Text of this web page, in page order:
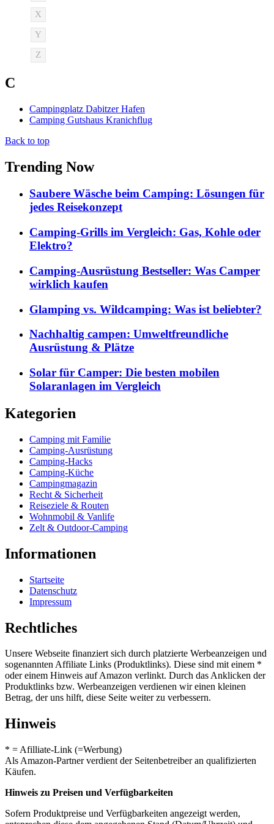
X
Y
Z
C
Campingplatz Dabitzer Hafen
Camping Gutshaus Kranichflug
Back to top
Trending Now
Saubere Wäsche beim Camping: Lösungen für
jedes Reisekonzept
Camping-Grills im Vergleich: Gas, Kohle oder
Elektro?
Camping-Ausrüstung Bestseller: Was Camper
wirklich kaufen
Glamping vs. Wildcamping: Was ist beliebter?
Nachhaltig campen: Umweltfreundliche
Ausrüstung & Plätze
Solar für Camper: Die besten mobilen
Solaranlagen im Vergleich
Kategorien
Camping mit Familie
Camping-Ausrüstung
Camping-Hacks
Camping-Küche
Campingmagazin
Recht & Sicherheit
Reiseziele & Routen
Wohnmobil & Vanlife
Zelt & Outdoor-Camping
Informationen
Startseite
Datenschutz
Impressum
Rechtliches
Unsere Webseite finanziert sich durch platzierte Werbeanzeigen und
sogenannten Affiliate Links (Produktlinks). Diese sind mit einem *
oder einem Hinweis auf Amazon verlinkt. Durch das Anklicken der
Produktlinks bzw. Werbeanzeigen verdienen wir einen kleinen
Betrag, der uns hilft, diese Seite weiter zu verbessern.
Hinweis
* = Afilliate-Link (=Werbung)
Als Amazon-Partner verdient der Seitenbetreiber an qualifizierten
Käufen.
Hinweis zu Preisen und Verfügbarkeiten
Sofern Produktpreise und Verfügbarkeiten angezeigt werden,